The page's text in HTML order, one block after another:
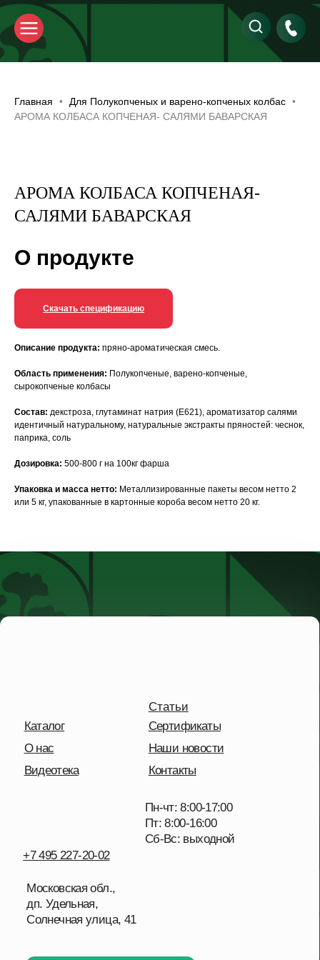
Главная
Для Полукопченых и варено-копченых колбас
АРОМА КОЛБАСА КОПЧЕНАЯ- САЛЯМИ БАВАРСКАЯ
АРОМА КОЛБАСА КОПЧЕНАЯ-
САЛЯМИ БАВАРСКАЯ
О продукте
Скачать спецификацию
Описание продукта: пряно-ароматическая смесь.
Область применения: Полукопченые, варено-копченые,
сырокопченые колбасы
Состав: декстроза, глутаминат натрия (Е621), ароматизатор салями
идентичный натуральному, натуральные экстракты пряностей: чеснок,
паприка, соль
Дозировка: 500-800 г на 100кг фарша
Упаковка и масса нетто: Металлизированные пакеты весом нетто 2
или 5 кг, упакованные в картонные короба весом нетто 20 кг.
Каталог
О нас
Видеотека Контакты
дп. Удельная,